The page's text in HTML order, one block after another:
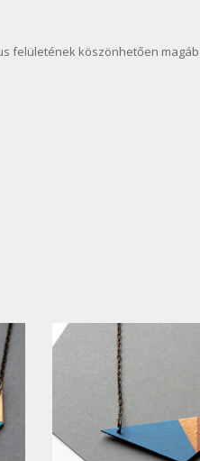
felületének köszönhetően